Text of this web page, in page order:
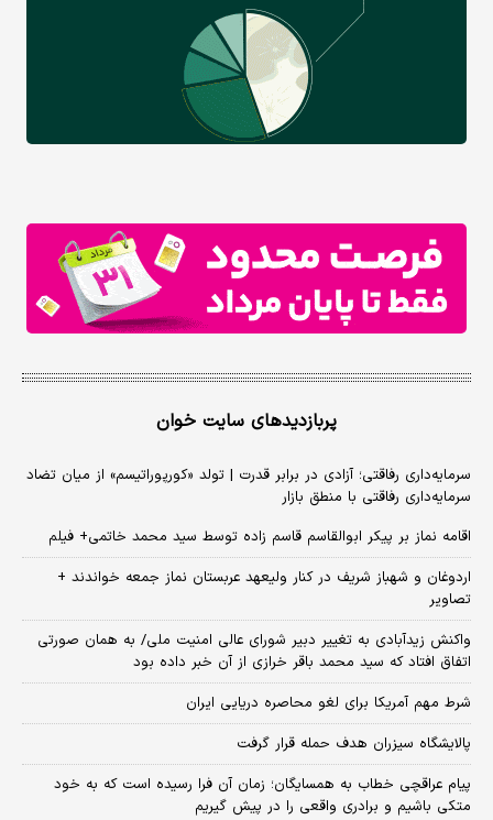
پربازدیدهای سایت خوان
سرمایه‌داری رفاقتی؛ آزادی در برابر قدرت | تولد «کورپوراتیسم» از میان تضاد
سرمایه‌داری رفاقتی با منطق بازار
اقامه نماز بر پیکر ابوالقاسم قاسم زاده توسط سید محمد خاتمی+ فیلم
اردوغان و شهباز شریف در کنار ولیعهد عربستان نماز جمعه خواندند +
تصاویر
واکنش زیدآبادی به تغییر دبیر شورای عالی امنیت ملی/ به همان صورتی
اتفاق افتاد که سید محمد باقر خرازی از آن خبر داده بود
شرط مهم آمریکا برای لغو محاصره دریایی ایران
پالایشگاه سیزران هدف حمله قرار گرفت
پیام عراقچی خطاب به همسایگان؛ زمان آن فرا رسیده است که به خود
متکی باشیم و برادری واقعی را در پیش گیریم